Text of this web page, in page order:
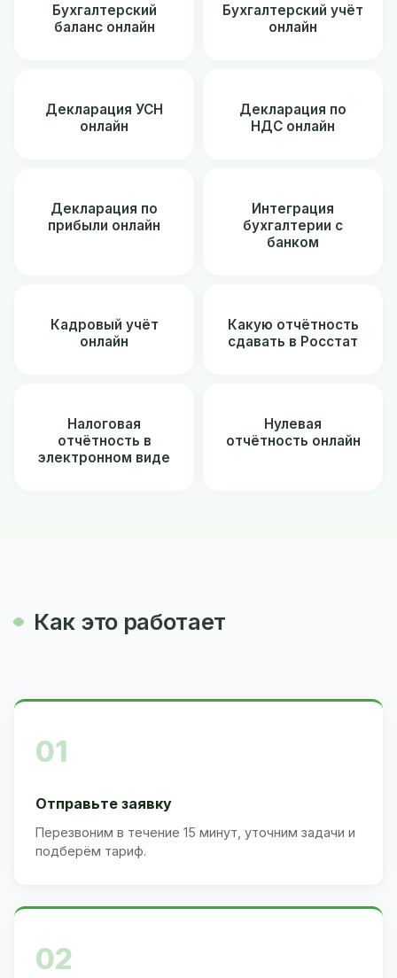
Бухгалтерский
баланс онлайн
Бухгалтерский учёт
онлайн
Декларация УСН
онлайн
Декларация по
НДС онлайн
Декларация по
прибыли онлайн
Интеграция
бухгалтерии с
банком
Кадровый учёт
онлайн
Какую отчётность
сдавать в Росстат
Налоговая
отчётность в
электронном виде
Нулевая
отчётность онлайн
Как это работает
01
Отправьте заявку
Перезвоним в течение 15 минут, уточним задачи и
подберём тариф.
02